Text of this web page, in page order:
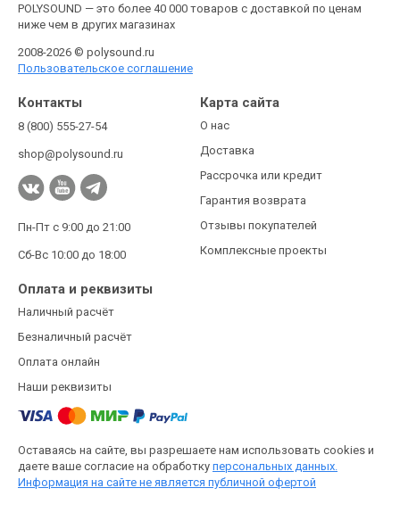
POLYSOUND — это более 40 000 товаров с доставкой по ценам
ниже чем в других магазинах
2008-2026 © polysound.ru
Пользовательское соглашение
Контакты
8 (800) 555-27-54
shop@polysound.ru
Пн-Пт с 9:00 до 21:00
Сб-Вс 10:00 до 18:00
Карта сайта
О нас
Доставка
Рассрочка или кредит
Гарантия возврата
Отзывы покупателей
Комплексные проекты
Оплата и реквизиты
Наличный расчёт
Безналичный расчёт
Оплата онлайн
Наши реквизиты
Оставаясь на сайте, вы разрешаете нам использовать cookies и
даете ваше согласие на обработку персональных данных.
Информация на сайте не является публичной офертой